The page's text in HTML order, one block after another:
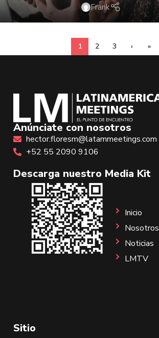
Frank
1 2 3 › »
Anúnciate con nosotros
hector.floresm@latammeetings.com
+52 55 2090 9106
Descarga nuestro Media Kit
Sitio
Inicio
Nosotros
Noticias
LMTV